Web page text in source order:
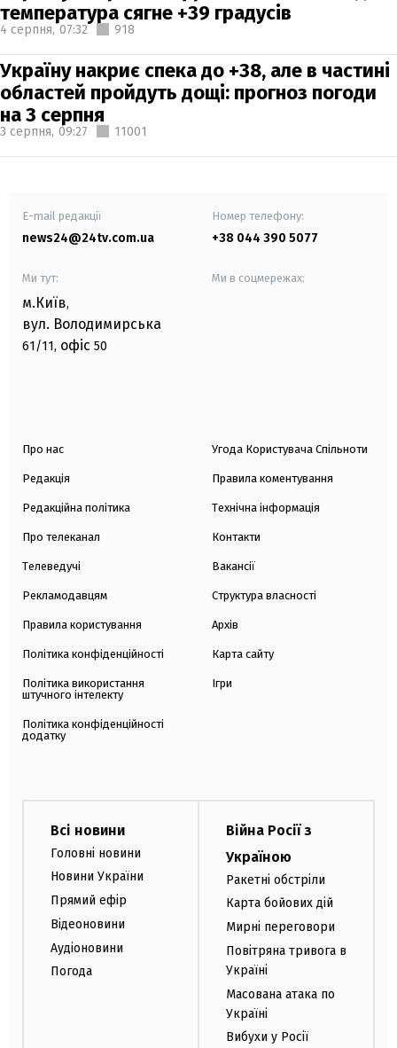
температура сягне +39 градусів
4 серпня, 07:32 918
Україну накриє спека до +38, але в частині
областей пройдуть дощі: прогноз погоди
на 3 серпня
3 серпня, 09:27 11001
E-mail редакції
news24@24tv.com.ua
Номер телефону:
+38 044 390 5077
Ми тут:
м.Київ,
вул. Володимирська
61/11, офіс 50
Ми в соцмережах:
Про нас
Редакція
Редакційна політика
Про телеканал
Телеведучі
Рекламодавцям
Правила користування
Політика конфіденційності
Політика використання
штучного інтелекту
Політика конфіденційності
додатку
Угода Користувача Спільноти
Правила коментування
Технічна інформація
Контакти
Вакансії
Структура власності
Архів
Карта сайту
Ігри
Всі новини
Головні новини
Новини України
Прямий ефір
Відеоновини
Аудіоновини
Погода
Війна Росії з
Україною
Ракетні обстріли
Карта бойових дій
Мирні переговори
Повітряна тривога в
Україні
Масована атака по
Україні
Вибухи у Росії